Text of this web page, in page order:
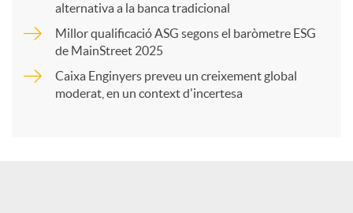
r
t
alternativa a la banca tradicional
Millor qualificació ASG segons el baròmetre ESG
de MainStreet 2025
Caixa Enginyers preveu un creixement global
moderat, en un context d'incertesa